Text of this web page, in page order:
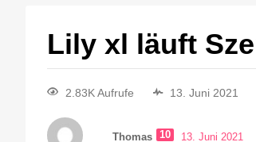
Lily xl läuft
2.83K Aufrufe 13. Juni 2021
Thomas 10 13. Juni 2021